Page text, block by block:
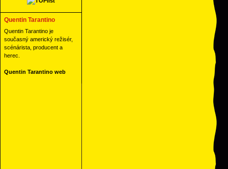
Quentin Tarantino
Quentin Tarantino je
současný americký režisér,
scénárista, producent a
herec.
Quentin Tarantino web